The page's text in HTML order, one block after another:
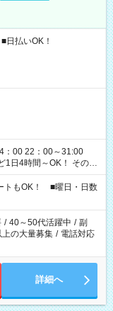
払いOK！
：00 22：00～31:00
間～OK！ その他
ださい！
トもOK！ ■曜日・日数
/ 40～50代活躍中 / 副
上の大量募集 / 電話対応
詳細へ